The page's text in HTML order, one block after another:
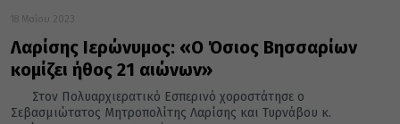
18 Μαΐου 2023
Λαρίσης Ιερώνυμος: «Ο Όσιος Βησσαρίων
κομίζει ήθος 21 αιώνων»
Στον Πολυαρχιερατικό Εσπερινό χοροστάτησε ο
Σεβασμιώτατος Μητροπολίτης Λαρίσης και Τυρνάβου κ.